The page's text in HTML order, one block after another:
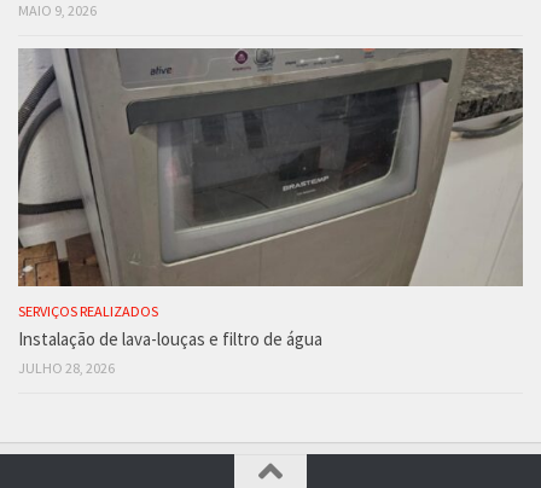
MAIO 9, 2026
SERVIÇOS REALIZADOS
Instalação de lava-louças e filtro de água
JULHO 28, 2026